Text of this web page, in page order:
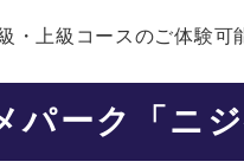
上級コースのご体験可
パーク「ニ